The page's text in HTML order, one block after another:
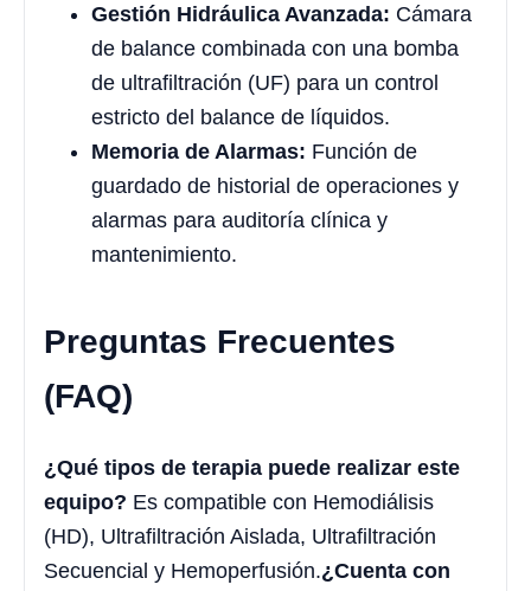
Gestión Hidráulica Avanzada: Cámara
de balance combinada con una bomba
de ultrafiltración (UF) para un control
estricto del balance de líquidos.
Memoria de Alarmas: Función de
guardado de historial de operaciones y
alarmas para auditoría clínica y
mantenimiento.
Preguntas Frecuentes
(FAQ)
¿Qué tipos de terapia puede realizar este
equipo? Es compatible con Hemodiálisis
(HD), Ultrafiltración Aislada, Ultrafiltración
Secuencial y Hemoperfusión.¿Cuenta con